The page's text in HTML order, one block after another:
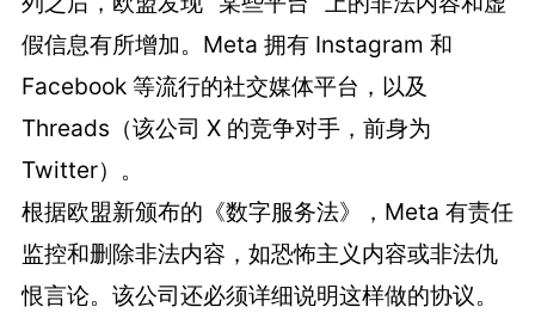
假信息有所增加。Meta 拥有 Instagram 和
Facebook 等流行的社交媒体平台，以及
Threads（该公司 X 的竞争对手，前身为
Twitter）。
根据欧盟新颁布的《数字服务法》，Meta 有责任
监控和删除非法内容，如恐怖主义内容或非法仇
恨言论。该公司还必须详细说明这样做的协议。